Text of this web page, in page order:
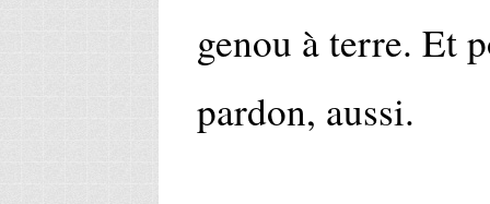
genou à terre. Et
pardon, aussi.